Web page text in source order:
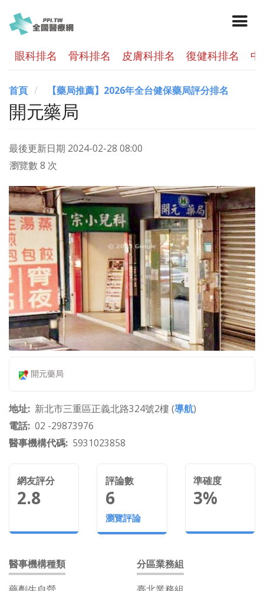
眼科排名 骨科排名 皮膚科排名 復健科排名
首頁 【藥局推薦】2026年全台健保藥局評分排名
開元藥局
最後更新日期 2024-02-28 08:00
瀏覽數 8 次
開元藥局
地址 新北市三重區正義北路324號2樓 (導航)
電話 02 -29873976
醫事機構代碼 5931023858
網友評分
2.8
評論數
6
瀏覽評論
準確度
3%
醫事機構種類
分區業務組